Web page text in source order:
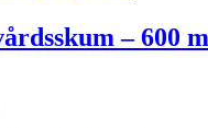
– 600